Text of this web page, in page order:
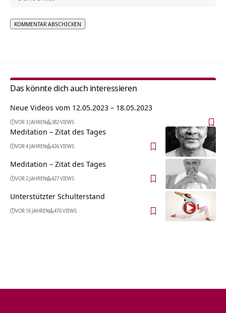
Das könnte dich auch interessieren
Neue Videos vom 12.05.2023 – 18.05.2023
VOR 3 JAHREN 382 VIEWS
Meditation – Zitat des Tages
VOR 4 JAHREN 426 VIEWS
Meditation – Zitat des Tages
VOR 2 JAHREN 427 VIEWS
Unterstützter Schulterstand
VOR 16 JAHREN 476 VIEWS